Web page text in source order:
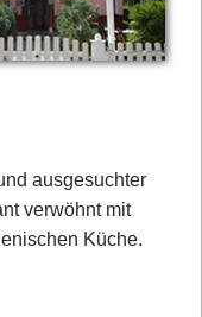
ausgesuchter
verwöhnt mit
Küche.